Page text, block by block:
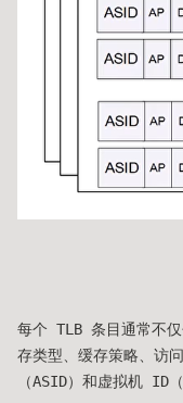
每个 TLB 条目通常不
存类型、缓存策略、访
（ASID）和虚拟机 ID